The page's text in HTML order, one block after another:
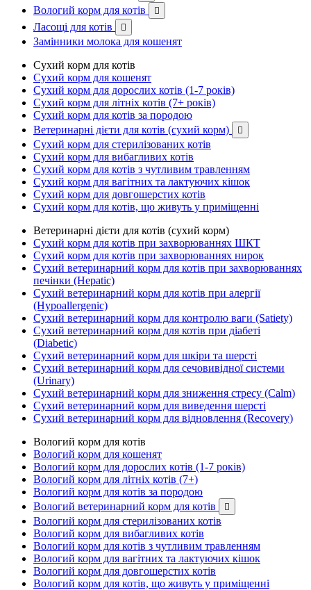
Вологий корм для котів 
Ласощі для котів 
Замінники молока для кошенят
Сухий корм для котів
Сухий корм для кошенят
Сухий корм для дорослих котів (1-7 років)
Сухий корм для літніх котів (7+ років)
Сухий корм для котів за породою
Ветеринарні дієти для котів (сухий корм)

Сухий корм для стерилізованих котів
Сухий корм для вибагливих котів
Сухий корм для котів з чутливим травленням
Сухий корм для вагітних та лактуючих кішок
Сухий корм для довгошерстих котів
Сухий корм для котів, що живуть у приміщенні
Ветеринарні дієти для котів (сухий корм)
Сухий корм для котів при захворюваннях ШКТ
Сухий корм для котів при захворюваннях нирок
Сухий ветеринарний корм для котів при захворюваннях
печінки (Hepatic)
Сухий ветеринарний корм для котів при алергії
(Hypoallergenic)
Сухий ветеринарний корм для контролю ваги (Satiety)
Сухий ветеринарний корм для котів при діабеті
(Diabetic)
Сухий ветеринарний корм для шкіри та шерсті
Сухий ветеринарний корм для сечовивідної системи
(Urinary)
Сухий ветеринарний корм для зниження стресу (Calm)
Сухий ветеринарний корм для виведення шерсті
Сухий ветеринарний корм для відновлення (Recovery)
Вологий корм для котів
Вологий корм для кошенят
Вологий корм для дорослих котів (1-7 років)
Вологий корм для літніх котів (7+)
Вологий корм для котів за породою
Вологий ветеринарний корм для котів

Вологий корм для стерилізованих котів
Вологий корм для вибагливих котів
Вологий корм для котів з чутливим травленням
Вологий корм для вагітних та лактуючих кішок
Вологий корм для довгошерстих котів
Вологий корм для котів, що живуть у приміщенні